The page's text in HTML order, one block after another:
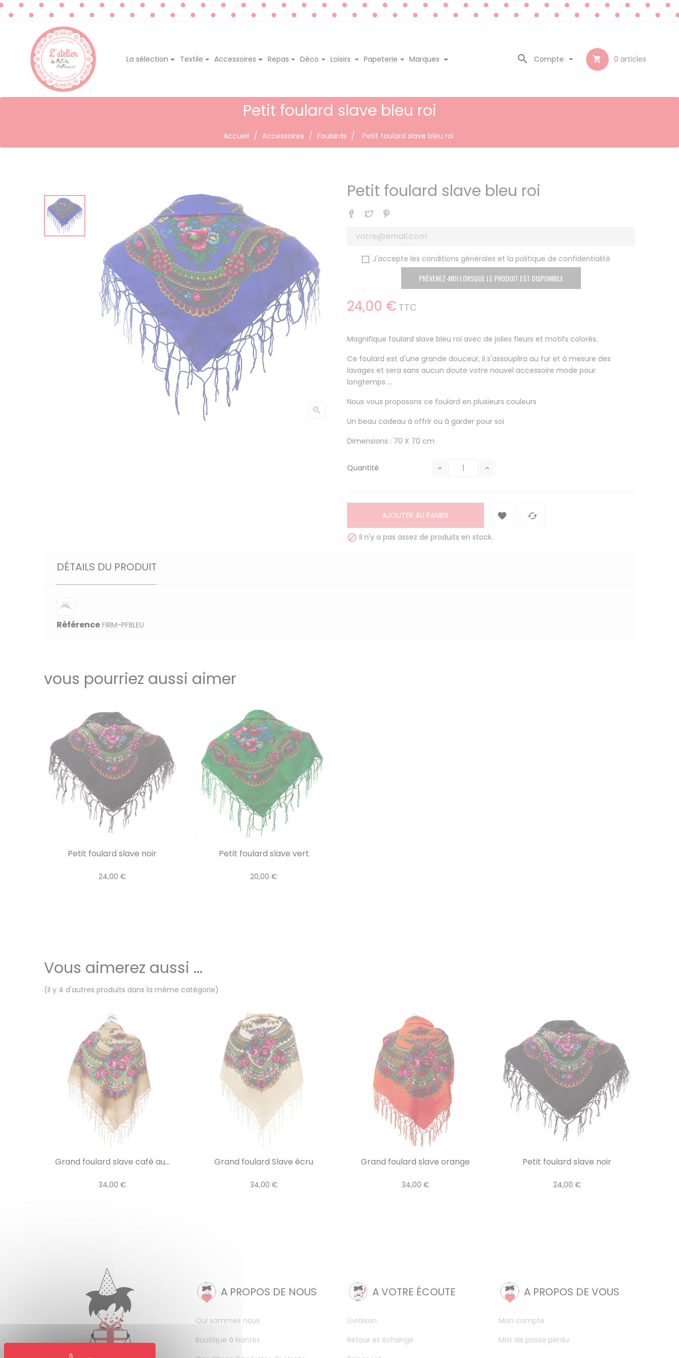
La sélection Textile Accessoires Repas Déco Loisirs Papeterie Marques  0 articles
Compte 

Petit foulard slave bleu roi
Accueil Accessoires Foulards Petit foulard slave bleu roi

Petit foulard slave bleu roi
Partager
Tweet
J'accepte les conditions générales et la politique de confidentialité
PRÉVENEZ-MOI LORSQUE LE PRODUIT EST DISPONIBLE
24,00 € TTC
Magnifique foulard slave bleu roi avec de jolies fleurs et motifs colorés.
Ce foulard est d'une grande douceur, il s'assouplira au fur et à mesure des
lavages et sera sans aucun doute votre nouvel accessoire mode pour
longtemps ...
Nous vous proposons ce foulard en plusieurs couleurs
Un beau cadeau à offrir ou à garder pour soi
Dimensions : 70 X 70 cm
Quantité
AJOUTER AU PANIER  
 Il n'y a pas assez de produits en stock.
DÉTAILS DU PRODUIT
Référence FIRM-PFBLEU
vous pourriez aussi aimer
Petit foulard slave noir
24,00 €
Petit foulard slave vert
20,00 €
Vous aimerez aussi ...
(Il y 4 d'autres produits dans la même catégorie)
Grand foulard slave café au...
34,00 €
Grand foulard Slave écru
34,00 €
Grand foulard slave orange
34,00 €
Petit foulard slave noir
24,00 €
A PROPOS DE NOUS
Qui sommes nous
Boutique à Nantes
A VOTRE ÉCOUTE
Livraison
Retour et échange
A PROPOS DE VOUS
Mon compte
Mot de passe perdu